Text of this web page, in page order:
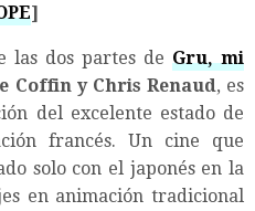
]
las dos partes de Gru, mi
Coffin y Chris Renaud, es
del excelente estado de
francés. Un cine que
solo con el japonés en la
en animación tradicional